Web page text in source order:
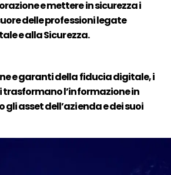
e mettere in sicurezza i
delle professioni legate
e alla Sicurezza.
e garanti della fiducia digitale, i
trasformano l’informazione in
asset dell’azienda e dei suoi